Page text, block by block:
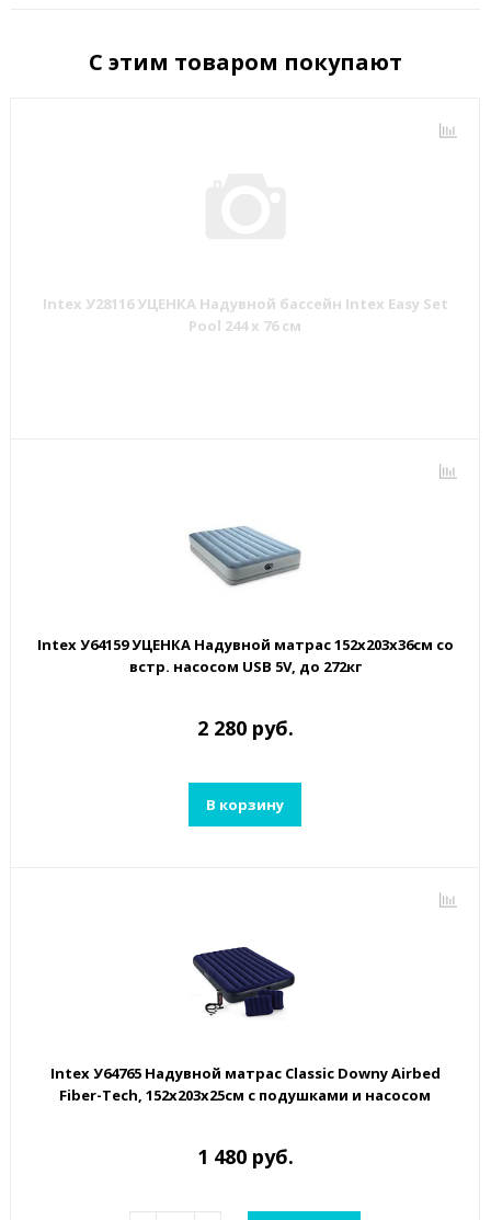
С этим товаром покупают
Intex У28116 УЦЕНКА Надувной бассейн Intex Easy Set
Pool 244 х 76 см
Intex У64159 УЦЕНКА Надувной матрас 152х203х36см со
встр. насосом USB 5V, до 272кг
2 280 руб.
В корзину
Intex У64765 Надувной матрас Classic Downy Airbed
Fiber-Tech, 152х203х25см с подушками и насосом
1 480 руб.